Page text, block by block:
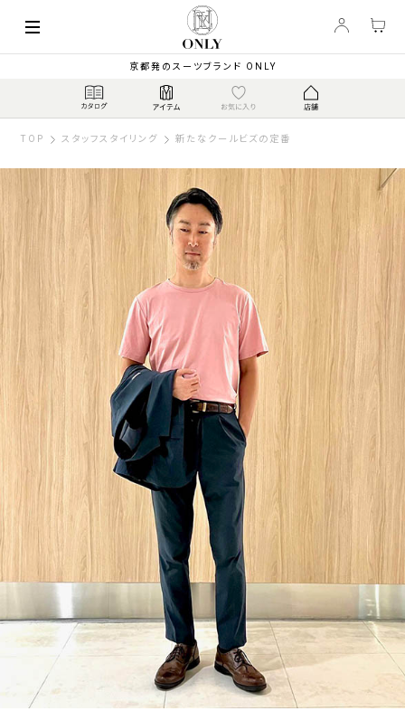
京都発のスーツブランド ONLY
TOP スタッフスタイリング 新たなクールビズの定番